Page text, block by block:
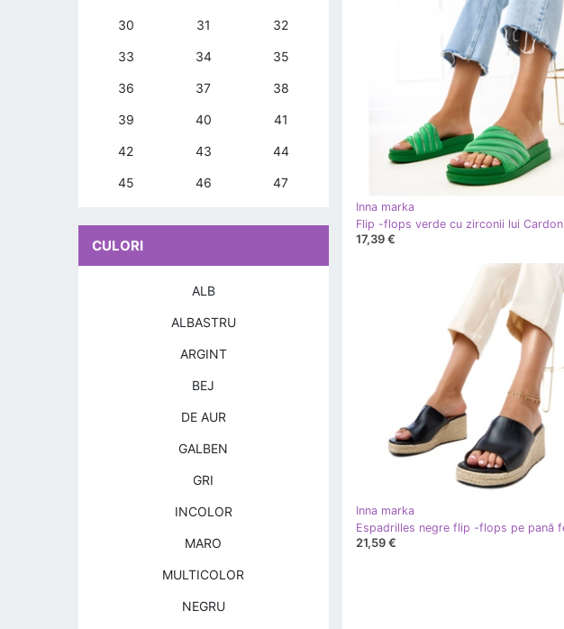
Inna marka
Flip -flops verde cu zirconii lui Cardon
17,39 €
Inna marka
21,59 €
30 31 32
33 34 35
36 37 38
39 40 41
42 43 44
45 46 47
CULORI
ALB
ALBASTRU
ARGINT
BEJ
DE AUR
GALBEN
GRI
INCOLOR
MARO
MULTICOLOR
NEGRU